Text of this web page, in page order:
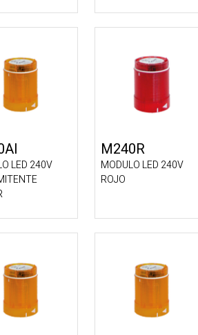
LED 240V
M240R
MODULO LED 240V
ROJO